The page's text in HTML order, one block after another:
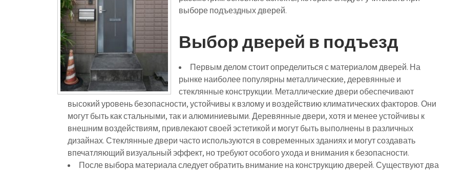
выборе подъездных дверей.
Выбор дверей в подъезд
Первым делом стоит определиться с материалом дверей. На
рынке наиболее популярны металлические, деревянные и
стеклянные конструкции. Металлические двери обеспечивают
высокий уровень безопасности, устойчивы к взлому и воздействию климатических факторов. Они
могут быть как стальными, так и алюминиевыми. Деревянные двери, хотя и менее устойчивы к
внешним воздействиям, привлекают своей эстетикой и могут быть выполнены в различных
дизайнах. Стеклянные двери часто используются в современных зданиях и могут создавать
впечатляющий визуальный эффект, но требуют особого ухода и внимания к безопасности.
После выбора материала следует обратить внимание на конструкцию дверей. Существуют два